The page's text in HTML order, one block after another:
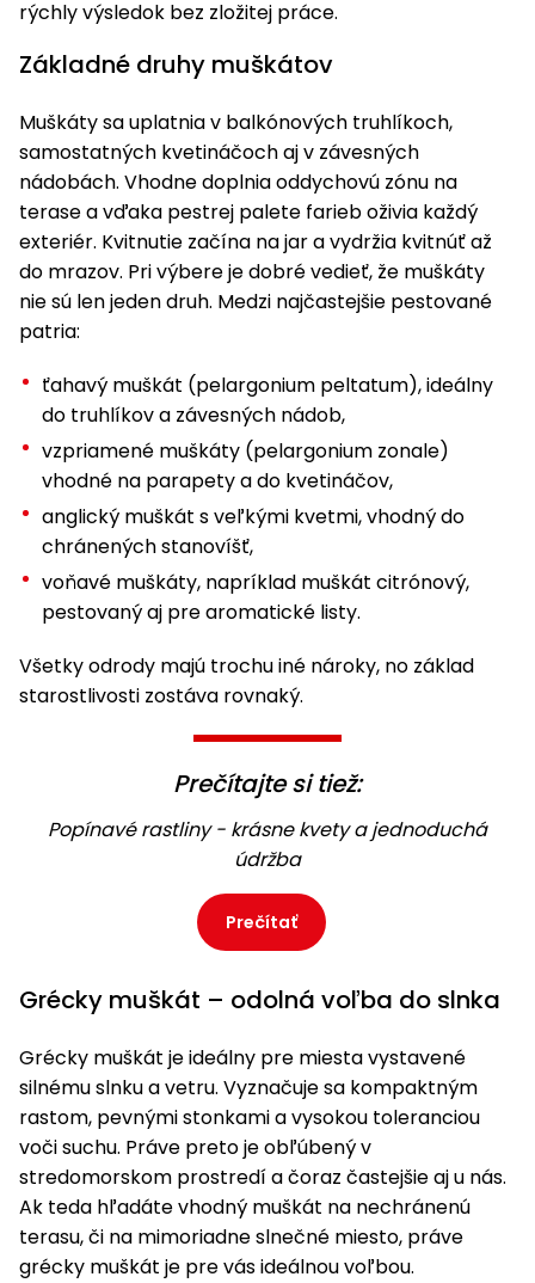
nože
Vidly
Štiepačky
vetiev
Špalíkovače
Fukáre a
vysávače
na lístie
Rozmetadlá
a posypové
vozíky
Čerpadlá
a
Vysokotlakové
Snežné
Postrekovače
Príslušenstvo
boxy
Ochrana
koše
Krhly
obrubníky
Tieniace
Odpudzovače
a pasce
Príslušenstvo
stoly
Vibračné
Transportéry
Rezačky
na
betón
Meracie
Nabíjačky
autobatérií
Vykurovanie
Navijaky
Seniorské
vozíky
Prilby
Doplnky
rýchly výsledok bez zložitej práce.
Základné druhy muškátov
Muškáty sa uplatnia v balkónových truhlíkoch,
samostatných kvetináčoch aj v závesných
nádobách. Vhodne doplnia oddychovú zónu na
terase a vďaka pestrej palete farieb oživia každý
exteriér. Kvitnutie začína na jar a vydržia kvitnúť až
do mrazov. Pri výbere je dobré vedieť, že muškáty
nie sú len jeden druh. Medzi najčastejšie pestované
patria:
ťahavý muškát (pelargonium peltatum), ideálny
do truhlíkov a závesných nádob,
vzpriamené muškáty (pelargonium zonale)
vhodné na parapety a do kvetináčov,
anglický muškát s veľkými kvetmi, vhodný do
chránených stanovíšť,
voňavé muškáty, napríklad muškát citrónový,
pestovaný aj pre aromatické listy.
Všetky odrody majú trochu iné nároky, no základ
starostlivosti zostáva rovnaký.
Prečítajte si tiež:
Popínavé rastliny - krásne kvety a jednoduchá
údržba
Prečítať
Grécky muškát – odolná voľba do slnka
Grécky muškát je ideálny pre miesta vystavené
silnému slnku a vetru. Vyznačuje sa kompaktným
rastom, pevnými stonkami a vysokou toleranciou
voči suchu. Práve preto je obľúbený v
stredomorskom prostredí a čoraz častejšie aj u nás.
Ak teda hľadáte vhodný muškát na nechránenú
terasu, či na mimoriadne slnečné miesto, práve
grécky muškát je pre vás ideálnou voľbou.